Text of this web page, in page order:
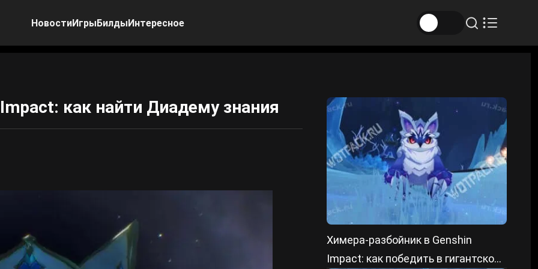
НовостиИгрыБилдыИнтересное
как найти Диадему знания
Химера-разбойник в Genshin
Impact: как победить в гигантской